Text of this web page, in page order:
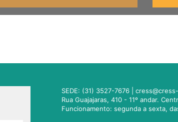
SEDE: (31) 3527-7676 |
Rua Guajajaras, 410 - 11º andar.
Funcionamento: segunda a sexta,